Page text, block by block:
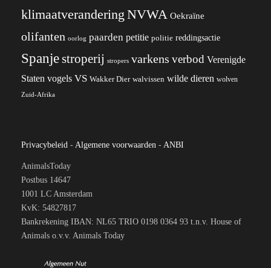
klimaatverandering NVWA Oekraïne
olifanten oorlog paarden petitie politie reddingsactie
Spanjestroperij stropers varkens verbod Verenigde
Staten vogels VS Wakker Dier walvissen wilde dieren wolven
Zuid-Afrika
Privacybeleid - Algemene voorwaarden - ANBI
AnimalsToday
Postbus 14647
1001 LC Amsterdam
KvK: 54827817
Bankrekening IBAN: NL65 TRIO 0198 0364 93 t.n.v. House of
Animals o.v.v. Animals Today